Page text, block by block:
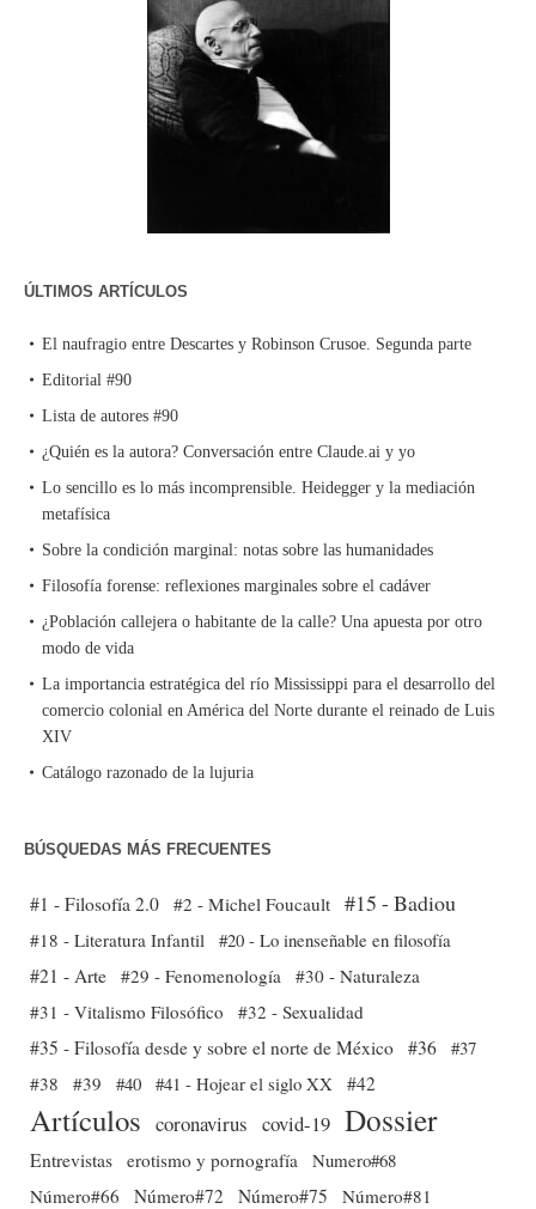
ÚLTIMOS ARTÍCULOS
El naufragio entre Descartes y Robinson Crusoe. Segunda parte
Editorial #90
Lista de autores #90
¿Quién es la autora? Conversación entre Claude.ai y yo
Lo sencillo es lo más incomprensible. Heidegger y la mediación
metafísica
Sobre la condición marginal: notas sobre las humanidades
Filosofía forense: reflexiones marginales sobre el cadáver
¿Población callejera o habitante de la calle? Una apuesta por otro
modo de vida
La importancia estratégica del río Mississippi para el desarrollo del
comercio colonial en América del Norte durante el reinado de Luis
XIV
Catálogo razonado de la lujuria
BÚSQUEDAS MÁS FRECUENTES
#1 - Filosofía 2.0 #2 - Michel Foucault #15 - Badiou
#18 - Literatura Infantil #20 - Lo inenseñable en filosofía
#21 - Arte #29 - Fenomenología
#30 - Naturaleza
#31 - Vitalismo Filosófico
#32 - Sexualidad
#35 - Filosofía desde y sobre el norte de México #36 #37
#38
#39 #40 #41 - Hojear el siglo XX #42
Artículos coronavirus covid-19 Dossier
Entrevistas erotismo y pornografía
Numero#68
Número#66
Número#72 Número#75
Número#81